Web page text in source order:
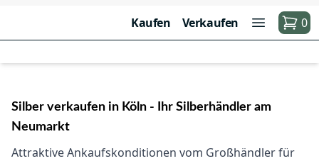
Kaufen Verkaufen 0
Silber verkaufen in Köln - Ihr Silberhändler am
Neumarkt
Attraktive Ankaufskonditionen vom Großhändler für